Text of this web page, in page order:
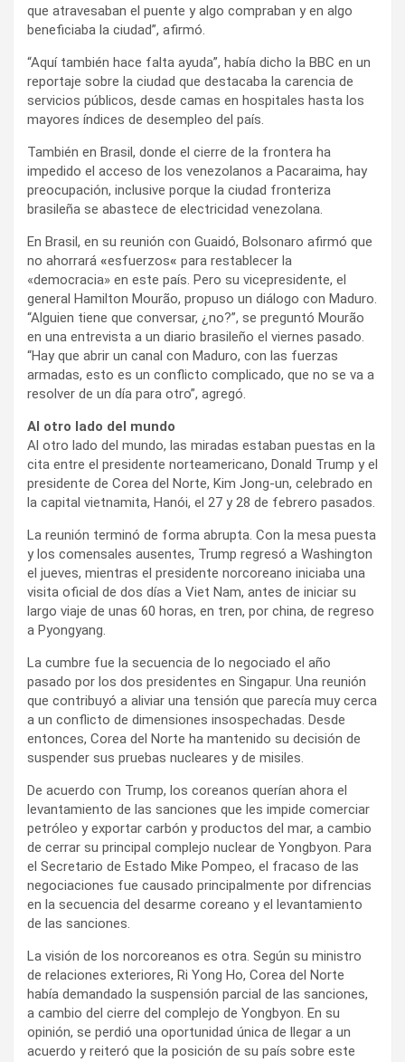
que atravesaban el puente y algo compraban y en algo
beneficiaba la ciudad”, afirmó.
“Aquí también hace falta ayuda”, había dicho la BBC en un
reportaje sobre la ciudad que destacaba la carencia de
servicios públicos, desde camas en hospitales hasta los
mayores índices de desempleo del país.
También en Brasil, donde el cierre de la frontera ha
impedido el acceso de los venezolanos a Pacaraima, hay
preocupación, inclusive porque la ciudad fronteriza
brasileña se abastece de electricidad venezolana.
En Brasil, en su reunión con Guaidó, Bolsonaro afirmó que
no ahorrará «esfuerzos« para restablecer la
«democracia» en este país. Pero su vicepresidente, el
general Hamilton Mourão, propuso un diálogo con Maduro.
“Alguien tiene que conversar, ¿no?”, se preguntó Mourão
en una entrevista a un diario brasileño el viernes pasado.
“Hay que abrir un canal con Maduro, con las fuerzas
armadas, esto es un conflicto complicado, que no se va a
resolver de un día para otro”, agregó.
Al otro lado del mundo
Al otro lado del mundo, las miradas estaban puestas en la
cita entre el presidente norteamericano, Donald Trump y el
presidente de Corea del Norte, Kim Jong-un, celebrado en
la capital vietnamita, Hanói, el 27 y 28 de febrero pasados.
La reunión terminó de forma abrupta. Con la mesa puesta
y los comensales ausentes, Trump regresó a Washington
el jueves, mientras el presidente norcoreano iniciaba una
visita oficial de dos días a Viet Nam, antes de iniciar su
largo viaje de unas 60 horas, en tren, por china, de regreso
a Pyongyang.
La cumbre fue la secuencia de lo negociado el año
pasado por los dos presidentes en Singapur. Una reunión
que contribuyó a aliviar una tensión que parecía muy cerca
a un conflicto de dimensiones insospechadas. Desde
entonces, Corea del Norte ha mantenido su decisión de
suspender sus pruebas nucleares y de misiles.
De acuerdo con Trump, los coreanos querían ahora el
levantamiento de las sanciones que les impide comerciar
petróleo y exportar carbón y productos del mar, a cambio
de cerrar su principal complejo nuclear de Yongbyon. Para
el Secretario de Estado Mike Pompeo, el fracaso de las
negociaciones fue causado principalmente por difrencias
en la secuencia del desarme coreano y el levantamiento
de las sanciones.
La visión de los norcoreanos es otra. Según su ministro
de relaciones exteriores, Ri Yong Ho, Corea del Norte
había demandado la suspensión parcial de las sanciones,
a cambio del cierre del complejo de Yongbyon. En su
opinión, se perdió una oportunidad única de llegar a un
acuerdo y reiteró que la posición de su país sobre este